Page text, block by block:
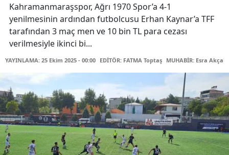
Kahramanmaraşspor, Ağrı 1970 Spor’a 4-1
yenilmesinin ardından futbolcusu Erhan Kaynar’a TFF
tarafından 3 maç men ve 10 bin TL para cezası
verilmesiyle ikinci bi...
YAYINLAMA: 25 Ekim 2025 - 00:00 EDİTÖR: FATMA Toptaş MUHABİR: Esra